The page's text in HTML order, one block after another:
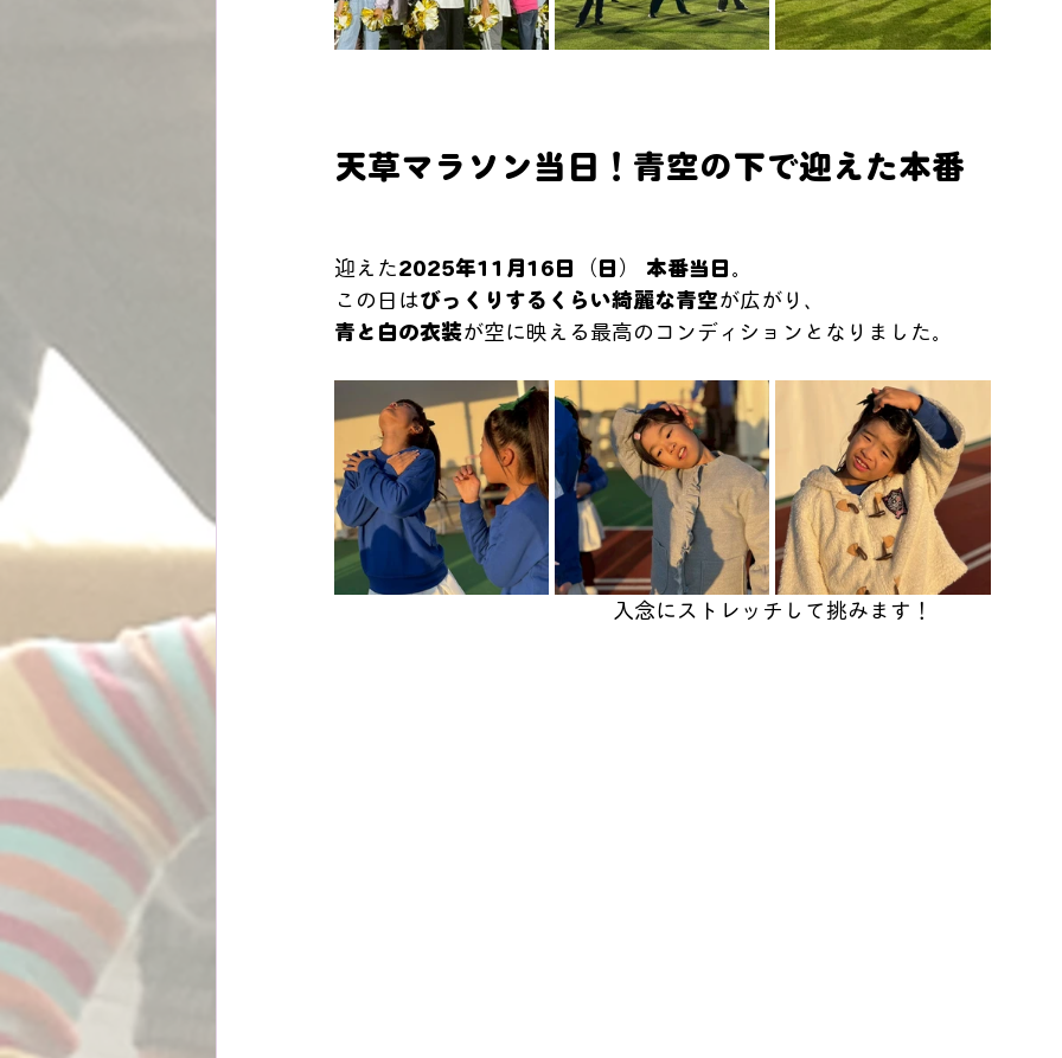
天草マラソン当日！青空の下で迎えた本番
迎えた2025年11月16日（日） 本番当日 。
この日はびっくりするくらい綺麗な青空が広がり、
青と白の衣装が空に映える最高のコンディションとなりました。
入念にストレッチして挑みます！